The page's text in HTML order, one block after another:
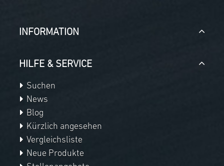
INFORMATION
HILFE & SERVICE
Suchen
News
Blog
Kürzlich angesehen
Vergleichsliste
Neue Produkte